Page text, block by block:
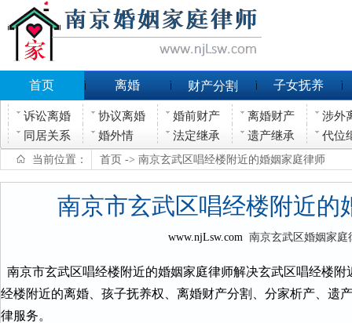
首页 离婚 财产分割 子女抚养
诉讼离婚 协议离婚 婚前财产 离婚财产
涉外
同居关系
婚外情 法定继承 遗产继承 代位
当前位置： 首页 -> 南京玄武区唱经楼附近的婚姻家庭律师
南京市玄武区唱经楼附近的
www.njLsw.com南京玄武区婚姻家庭
南京市玄武区唱经楼附近的婚姻家庭律师解决玄武区唱经楼
经楼附近的离婚、孩子抚养权、离婚财产分割、分家析产、遗
律服务。